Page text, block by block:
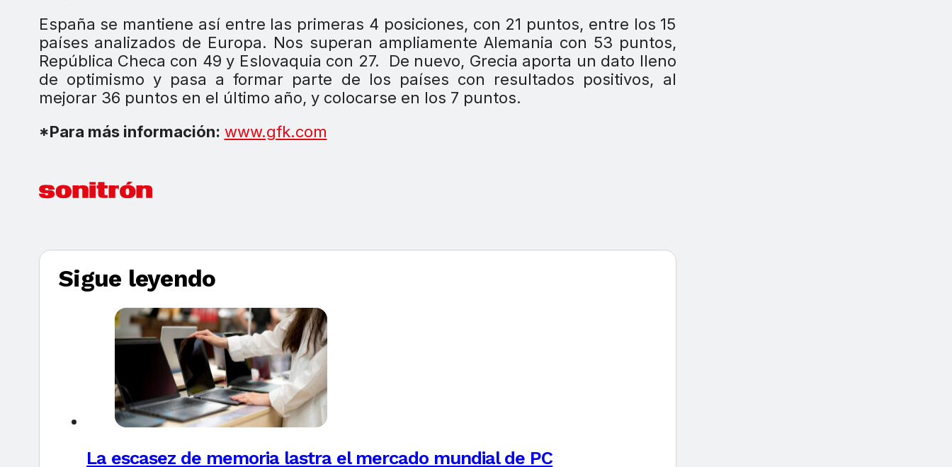
España se mantiene así entre las primeras 4 posiciones, con 21 puntos, entre los 15
países analizados de Europa. Nos superan ampliamente Alemania con 53 puntos,
República Checa con 49 y Eslovaquia con 27.
De nuevo, Grecia aporta un dato lleno
de optimismo y pasa a formar parte de los países con resultados positivos, al
mejorar 36 puntos en el último año, y colocarse en los 7 puntos.
*Para más información: www.gfk.com
Sigue leyendo
La escasez de memoria lastra el mercado mundial de PC